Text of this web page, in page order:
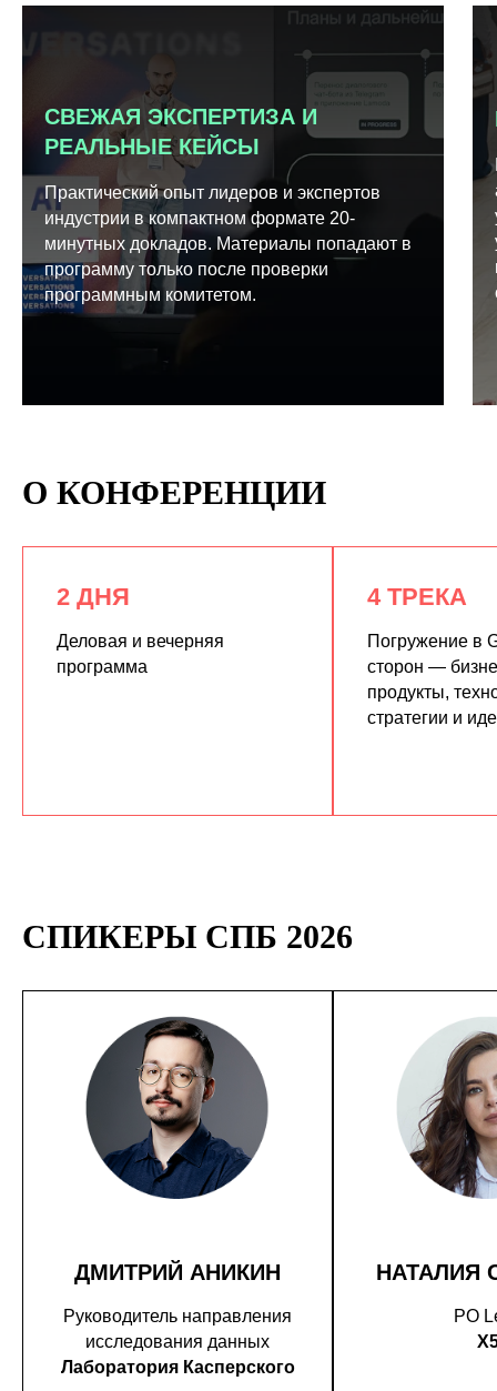
СВЕЖАЯ ЭКСПЕРТИЗА И
РЕАЛЬНЫЕ КЕЙСЫ
Практический опыт лидеров и экспертов
индустрии в компактном формате 20-
минутных докладов. Материалы попадают в
программу только после проверки
программным комитетом.
О КОНФЕРЕНЦИИ
2 ДНЯ
Деловая и вечерняя
программа
4 ТРЕКА
Погружение в
сторон —
продукты,
стратегии и
СПИКЕРЫ СПБ 2026
ДМИТРИЙ АНИКИН
Руководитель направления
исследования данных
Лаборатория Касперского
НАТАЛИЯ
PO